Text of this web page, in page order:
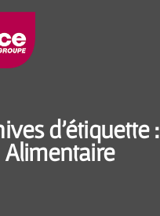
d'étiquette :
Alimentaire